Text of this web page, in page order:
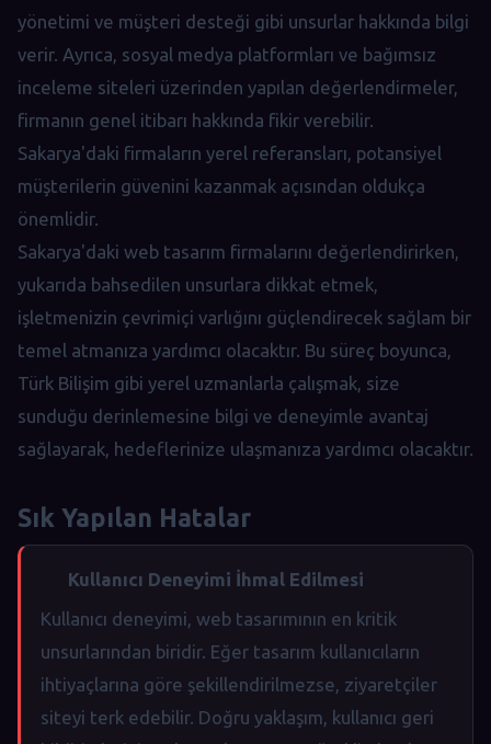
yönetimi ve müşteri desteği gibi unsurlar hakkında bilgi
verir. Ayrıca, sosyal medya platformları ve bağımsız
inceleme siteleri üzerinden yapılan değerlendirmeler,
firmanın genel itibarı hakkında fikir verebilir.
Sakarya'daki firmaların yerel referansları, potansiyel
müşterilerin güvenini kazanmak açısından oldukça
önemlidir.
Sakarya'daki web tasarım firmalarını değerlendirirken,
yukarıda bahsedilen unsurlara dikkat etmek,
işletmenizin çevrimiçi varlığını güçlendirecek sağlam bir
temel atmanıza yardımcı olacaktır. Bu süreç boyunca,
Türk Bilişim gibi yerel uzmanlarla çalışmak, size
sunduğu derinlemesine bilgi ve deneyimle avantaj
sağlayarak, hedeflerinize ulaşmanıza yardımcı olacaktır.
Sık Yapılan Hatalar
Kullanıcı Deneyimi İhmal Edilmesi
Kullanıcı deneyimi, web tasarımının en kritik
unsurlarından biridir. Eğer tasarım kullanıcıların
ihtiyaçlarına göre şekillendirilmezse, ziyaretçiler
siteyi terk edebilir. Doğru yaklaşım, kullanıcı geri